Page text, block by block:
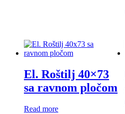
El. Roštilj 40×73
sa ravnom pločom
Read more